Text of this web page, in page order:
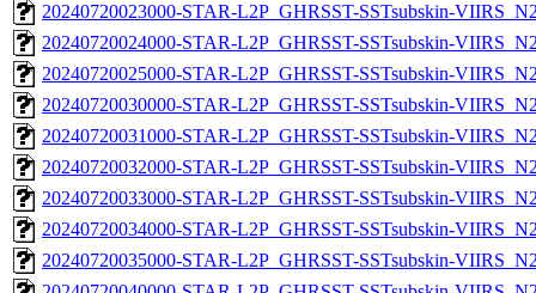
20240720023000-STAR-L2P_GHRSST-SSTsubskin-
20240720024000-STAR-L2P_GHRSST-SSTsubskin-
20240720025000-STAR-L2P_GHRSST-SSTsubskin-
20240720030000-STAR-L2P_GHRSST-SSTsubskin-
20240720031000-STAR-L2P_GHRSST-SSTsubskin-
20240720032000-STAR-L2P_GHRSST-SSTsubskin-
20240720033000-STAR-L2P_GHRSST-SSTsubskin-
20240720034000-STAR-L2P_GHRSST-SSTsubskin-
20240720035000-STAR-L2P_GHRSST-SSTsubskin-